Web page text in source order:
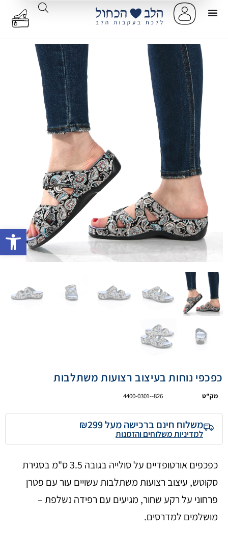
כפכפי נוחות בעיצוב רצועות משתלבות
מק"ט 4400-0301--826
משלוח חינם ברכישה מעל ₪299
למדיניות משלוחים והזמנות
כפכפים אורטופדיים על סולייה בגובה 3.5 ס"מ בסגירת
סקוטש, עיצוב רצועות משתלבות עשויים עור עם פטרן
פרחוני על רקע שחור, מגיעים עם רפידה נשלפת –
מושלמים למדרסים.